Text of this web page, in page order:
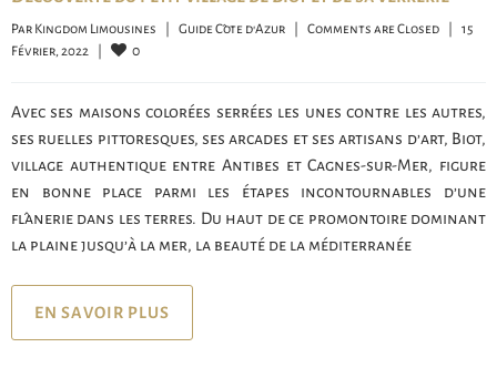
Par Kingdom Limousines Guide Côte d'Azur Comments are Closed
15
Février, 2022
0
Avec ses maisons colorées serrées les unes contre les autres,
ses ruelles pittoresques, ses arcades et ses artisans d’art, Biot,
village authentique entre Antibes et Cagnes-sur-Mer, figure
en bonne place parmi les étapes incontournables d’une
flânerie dans les terres. Du haut de ce promontoire dominant
la plaine jusqu’à la mer, la beauté de la méditerranée
EN SAVOIR PLUS